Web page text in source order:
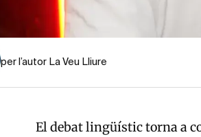
per l’autor La Veu Lliure
El debat lingüístic torna a